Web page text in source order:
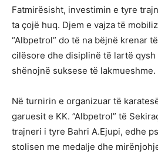
Fatmirësisht, investimin e tyre
ta çojë huq. Djem e vajza të
“Albpetrol” do të na bëjnë krenar
cilësore dhe disiplinë të lartë qysh
shënojnë suksese të lakmueshme.
Në turnirin e organizuar të
garuesit e KK. ”Albpetrol” të
trajneri i tyre Bahri A.Ejupi, edhe
stolisen me medalje dhe